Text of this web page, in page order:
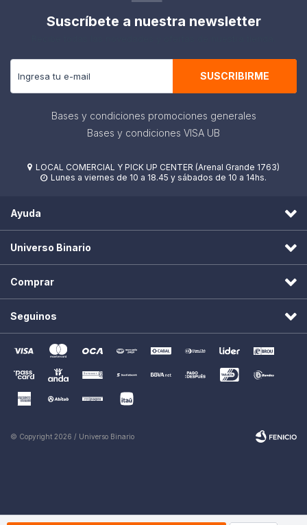
Suscríbete a nuestra newsletter
SUSCRIBIRME
Bases y condiciones promociones generales
Bases y condiciones VISA UB
 LOCAL COMERCIAL Y PICK UP CENTER (Arenal Grande 1763)
 Lunes a viernes de 10 a 18.45 y sábados de 10 a 14hs.
Ayuda
Universo Binario
Comprar
Seguinos
© Copyright 2026 / Universo Binario